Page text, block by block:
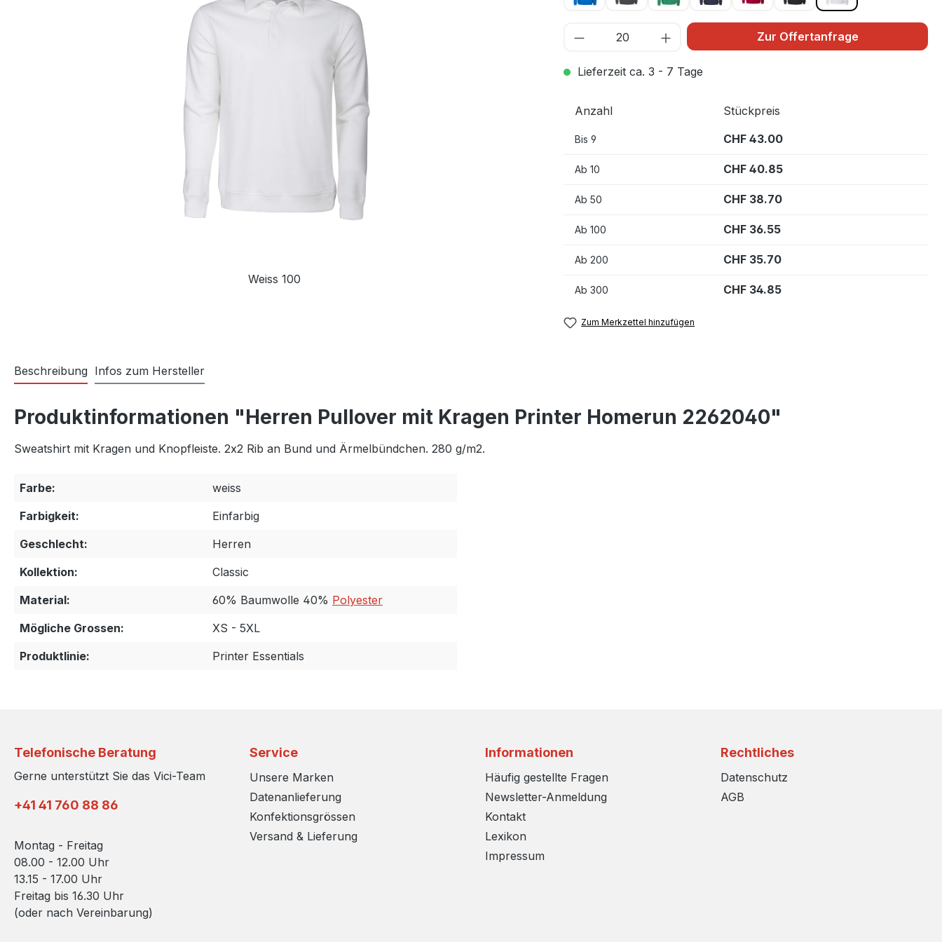
Weiss 100
Zur Offertanfrage
Lieferzeit ca. 3 - 7 Tage
Anzahl Stückpreis
Bis 9 CHF 43.00
Ab 10 CHF 40.85
Ab 50 CHF 38.70
Ab 100 CHF 36.55
Ab 200 CHF 35.70
Ab 300 CHF 34.85
Zum Merkzettel hinzufügen
Beschreibung Infos zum Hersteller
Produktinformationen "Herren Pullover mit Kragen Printer Homerun 2262040"
Sweatshirt mit Kragen und Knopfleiste. 2x2 Rib an Bund und Ärmelbündchen. 280 g/m2.
Farbe:
weiss
Farbigkeit:
Einfarbig
Geschlecht:
Herren
Kollektion:
Classic
Material:
60% Baumwolle 40% Polyester
Mögliche Grossen:
XS - 5XL
Produktlinie:
Printer Essentials
Telefonische Beratung
Gerne unterstützt Sie das Vici-Team
+41 41 760 88 86
Montag - Freitag
08.00 - 12.00 Uhr
13.15 - 17.00 Uhr
Freitag bis 16.30 Uhr
(oder nach Vereinbarung)
Service
Unsere Marken
Datenanlieferung
Konfektionsgrössen
Versand & Lieferung
Informationen
Häufig gestellte Fragen
Newsletter-Anmeldung
Kontakt
Lexikon
Impressum
Rechtliches
Datenschutz
AGB